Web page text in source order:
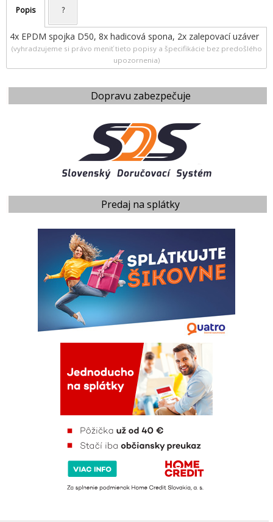
Dopravu zabezpečuje
Predaj na splátky
Popis ?
4x EPDM spojka D50, 8x hadicová spona, 2x zalepovací uzáver
(vyhradzujeme si právo meniť tieto popisy a špecifikácie bez predošlého
upozornenia)